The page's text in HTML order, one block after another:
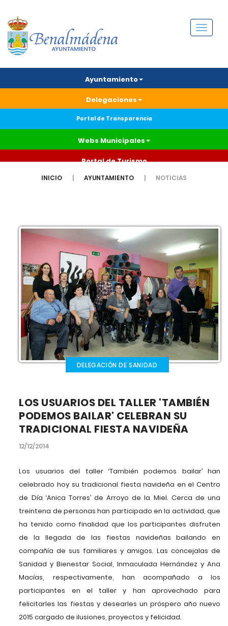
Menú
Ayuntamiento
Delegaciones
Portal de Transparencia
Webs Municipales
Portal de Turismo
INICIO AYUNTAMIENTO NOTICIAS
DELEGACIÓN DE SANIDAD
LOS USUARIOS DEL TALLER 'TAMBIÉN
PODEMOS BAILAR' CELEBRAN SU
TRADICIONAL FIESTA NAVIDEÑA
12/12/2014
Los usuarios del taller ‘También podemos bailar’ han
celebrado hoy su tradicional fiesta navideña en el Centro
de Día ‘Anica Torres’ de Arroyo de la Miel. Cerca de una
treintena de personas han participado en la actividad, que
ha tenido como finalidad que los participantes disfruten
de la llegada de las fiestas navideñas bailando en
compañía de sus familiares y amigos. Las concejalas de
Sanidad y Bienestar Social, Inmaculada Hernández y Ana
Macías, respectivamente, han acompañado a los
participantes en el taller y han aprovechado para
felicitarles las fiestas y desearles un próspero año nuevo
2015 cargado de ilusiones, proyectos y felicidad.